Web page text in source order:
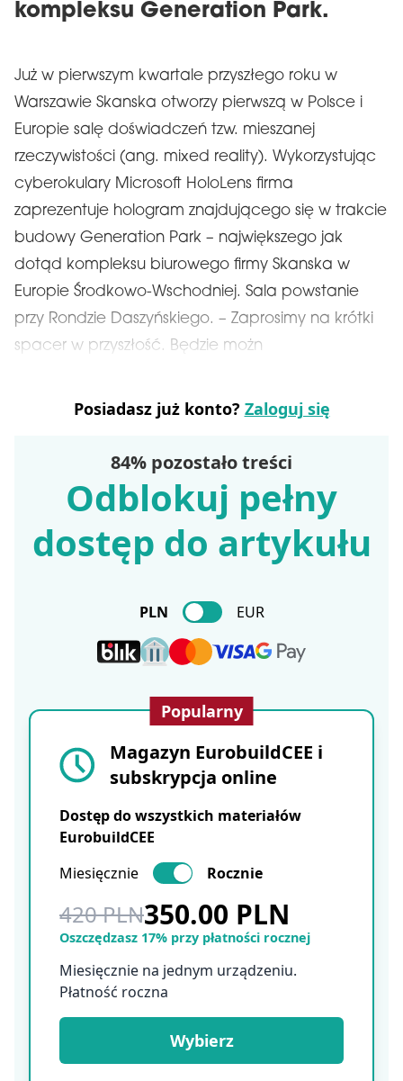
kompleksu Generation Park.
Już w pierwszym kwartale przyszłego roku w
Warszawie Skanska otworzy pierwszą w Polsce i
Europie salę doświadczeń tzw. mieszanej
rzeczywistości (ang. mixed reality). Wykorzystując
cyberokulary Microsoft HoloLens firma
zaprezentuje hologram znajdującego się w trakcie
budowy Generation Park – największego jak
dotąd kompleksu biurowego firmy Skanska w
Europie Środkowo-Wschodniej. Sala powstanie
przy Rondzie Daszyńskiego. – Zaprosimy na krótki
spacer w przyszłość. Będzie możn
Posiadasz już konto? Zaloguj się
84% pozostało treści
Odblokuj pełny
dostęp do artykułu
PLN EUR
Popularny
Magazyn EurobuildCEE i
subskrypcja online
Dostęp do wszystkich materiałów
EurobuildCEE
Miesięcznie
Rocznie
420 PLN350.00 PLN
Oszczędzasz 17% przy płatności rocznej
Miesięcznie na jednym urządzeniu.
Płatność roczna
Wybierz